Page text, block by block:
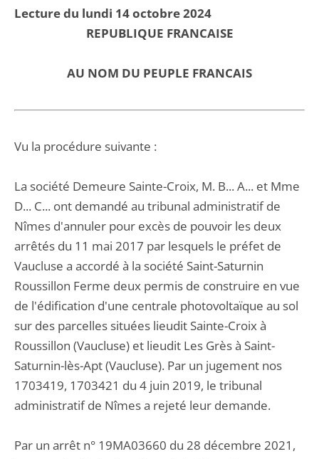
Lecture du lundi 14 octobre 2024
REPUBLIQUE FRANCAISE
AU NOM DU PEUPLE FRANCAIS
Vu la procédure suivante :
La société Demeure Sainte-Croix, M. B... A... et Mme
D... C... ont demandé au tribunal administratif de
Nîmes d'annuler pour excès de pouvoir les deux
arrêtés du 11 mai 2017 par lesquels le préfet de
Vaucluse a accordé à la société Saint-Saturnin
Roussillon Ferme deux permis de construire en vue
de l'édification d'une centrale photovoltaïque au sol
sur des parcelles situées lieudit Sainte-Croix à
Roussillon (Vaucluse) et lieudit Les Grès à Saint-
Saturnin-lès-Apt (Vaucluse). Par un jugement nos
1703419, 1703421 du 4 juin 2019, le tribunal
administratif de Nîmes a rejeté leur demande.
Par un arrêt n° 19MA03660 du 28 décembre 2021,